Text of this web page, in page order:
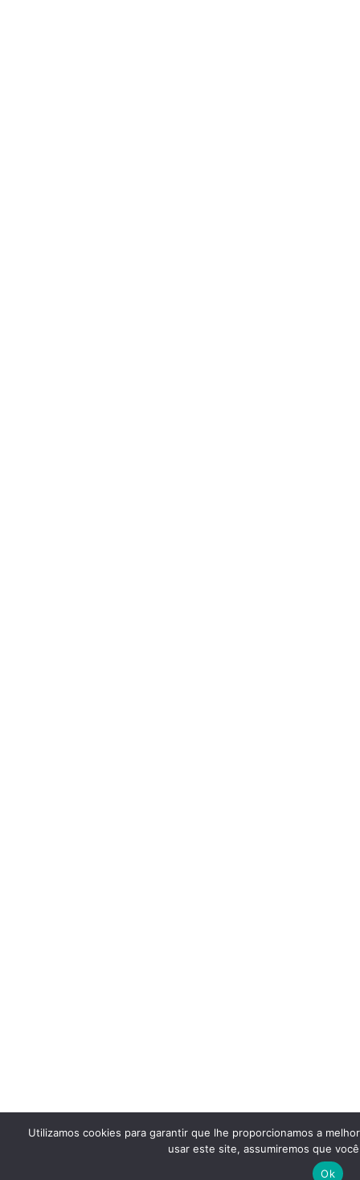
Utilizamos cookies para garantir que lhe proporcionamos a
usar este site, assumiremos que
Ok